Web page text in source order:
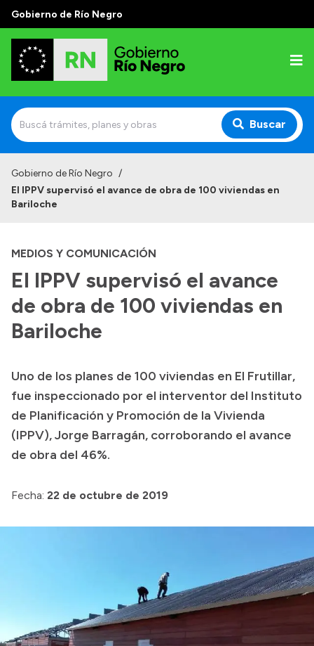
Gobierno de Río Negro
Buscar
Autoridades
Autoridades y Organismos
Discursos en la Legislatura
Casa de Gobierno
Acerca de Río Negro
Geografía
Invertí en Río Negro
Presupuesto
Boletín Oficial
Consulta de pago a proveedores
Convocatorias
Intranet
Gobierno de Río Negro /
El IPPV supervisó el avance de obra de 100 viviendas en
Bariloche
MEDIOS Y COMUNICACIÓN
El IPPV supervisó el avance
de obra de 100 viviendas en
Bariloche
Uno de los planes de 100 viviendas en El Frutillar,
fue inspeccionado por el interventor del Instituto
de Planificación y Promoción de la Vivienda
(IPPV), Jorge Barragán, corroborando el avance
de obra del 46%.
Fecha: 22 de octubre de 2019